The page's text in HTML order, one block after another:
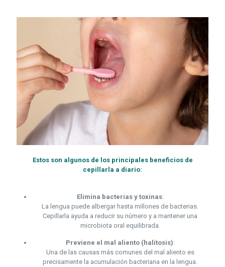
Estos son algunos de los principales beneficios de
cepillarla a diario:
Elimina bacterias y toxinas:
La lengua puede albergar hasta millones de bacterias.
Cepillarla ayuda a reducir su número y a mantener una
microbiota oral equilibrada.
Previene el mal aliento (halitosis):
Una de las causas más comunes del mal aliento es
precisamente la acumulación bacteriana en la lengua.